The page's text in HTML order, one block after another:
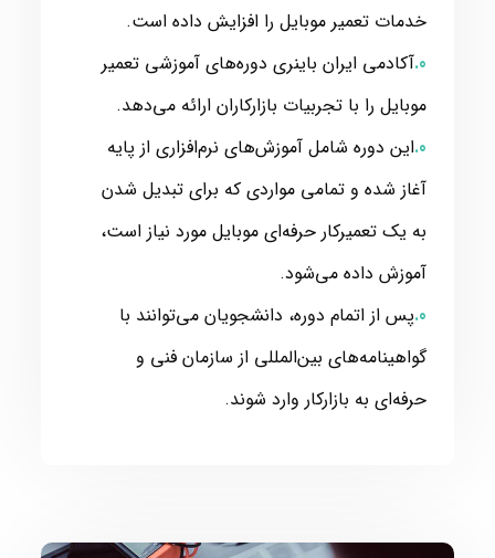
خدمات تعمیر موبایل را افزایش داده است.
آکادمی ایران باینری دوره‌های آموزشی تعمیر
موبایل را با تجربیات بازارکاران ارائه می‌دهد.
این دوره شامل آموزش‌های نرم‌افزاری از پایه
آغاز شده و تمامی مواردی که برای تبدیل شدن
به یک تعمیرکار حرفه‌ای موبایل مورد نیاز است،
آموزش داده می‌شود.
پس از اتمام دوره، دانشجویان می‌توانند با
گواهینامه‌های بین‌المللی از سازمان فنی و
حرفه‌ای به بازارکار وارد شوند.